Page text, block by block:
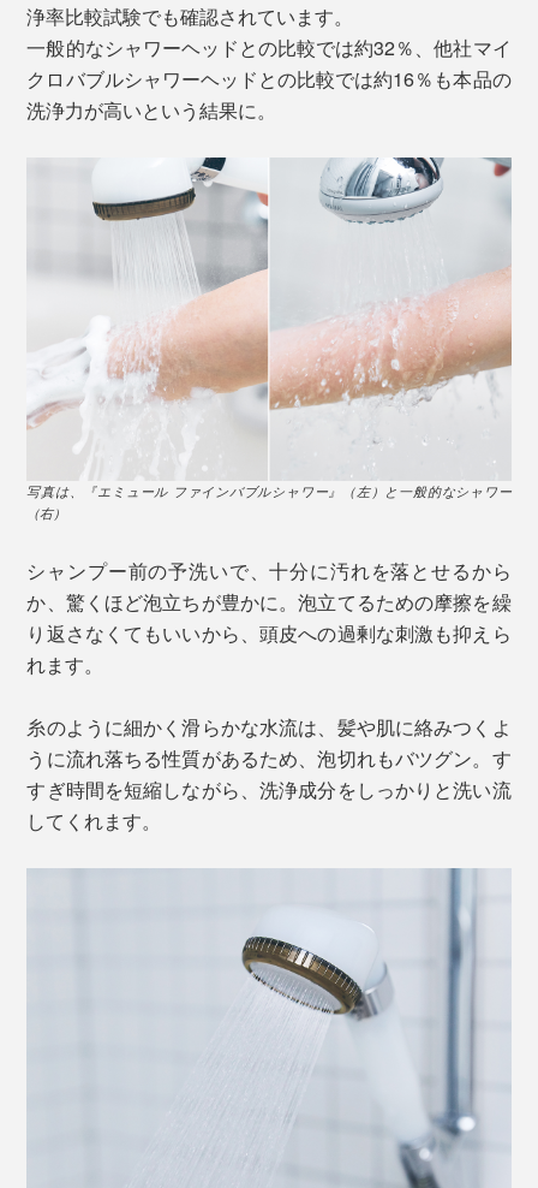
浄率比較試験でも確認されています。
一般的なシャワーヘッドとの比較では約32％、他社マイ
クロバブルシャワーヘッドとの比較では約16％も本品の
洗浄力が高いという結果に。
写真は、『エミュール ファインバブルシャワー』（左）と一般的なシャワー
（右）
シャンプー前の予洗いで、十分に汚れを落とせるから
か、驚くほど泡立ちが豊かに。泡立てるための摩擦を繰
り返さなくてもいいから、頭皮への過剰な刺激も抑えら
れます。
糸のように細かく滑らかな水流は、髪や肌に絡みつくよ
うに流れ落ちる性質があるため、泡切れもバツグン。す
すぎ時間を短縮しながら、洗浄成分をしっかりと洗い流
してくれます。